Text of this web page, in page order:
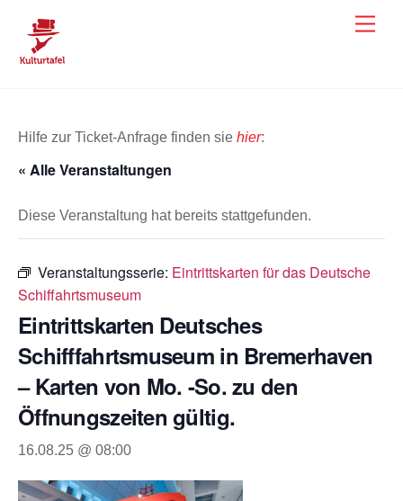
content
Hilfe zur Ticket-Anfrage finden sie hier:
« Alle Veranstaltungen
Diese Veranstaltung hat bereits stattgefunden.
Veranstaltungsserie: Eintrittskarten für das Deutsche
Schiffahrtsmuseum
Eintrittskarten Deutsches
Schifffahrtsmuseum in Bremerhaven
– Karten von Mo. -So. zu den
Öffnungszeiten gültig.
16.08.25 @ 08:00